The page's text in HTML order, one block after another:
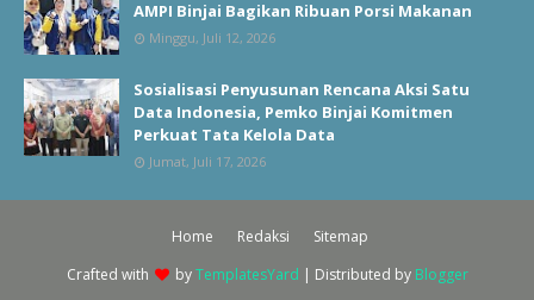
AMPI Binjai Bagikan Ribuan Porsi Makanan
Minggu, Juli 12, 2026
Sosialisasi Penyusunan Rencana Aksi Satu
Data Indonesia, Pemko Binjai Komitmen
Perkuat Tata Kelola Data
Jumat, Juli 17, 2026
Home Redaksi
Sitemap
Crafted with
byTemplatesYard | Distributed by Blogger